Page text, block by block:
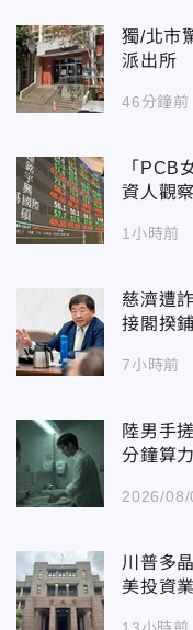
獨/北市
派出所
46分鐘前
「PCB
資人觀
1小時前
慈濟遭
接閣揆
7小時前
陸男手
分鐘算
2026/
川普多
美投資